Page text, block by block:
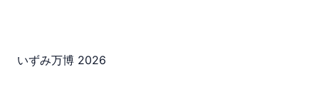
いずみ万博 2026